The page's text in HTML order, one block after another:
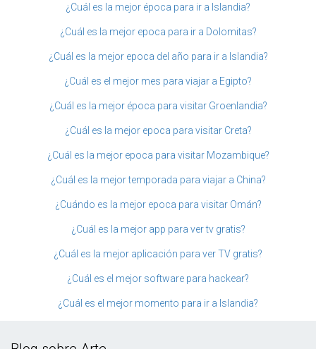
¿Cuál es la mejor época para ir a Islandia?
¿Cuál es la mejor epoca para ir a Dolomitas?
¿Cuál es la mejor epoca del año para ir a Islandia?
¿Cuál es el mejor mes para viajar a Egipto?
¿Cuál es la mejor época para visitar Groenlandia?
¿Cuál es la mejor epoca para visitar Creta?
¿Cuál es la mejor epoca para visitar Mozambique?
¿Cuál es la mejor temporada para viajar a China?
¿Cuándo es la mejor epoca para visitar Omán?
¿Cuál es la mejor app para ver tv gratis?
¿Cuál es la mejor aplicación para ver TV gratis?
¿Cuál es el mejor software para hackear?
¿Cuál es el mejor momento para ir a Islandia?